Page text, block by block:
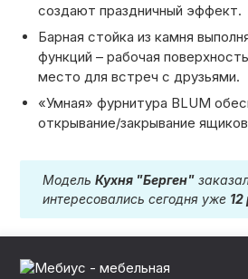
создают праздничный эффект.
Барная стойка из камня
функций – рабочая
место для встреч с друзьями.
«Умная» фурнитура BLUM
открывание/закрывание
МодельКухня "Берген"
интересовались сегодня уже 12